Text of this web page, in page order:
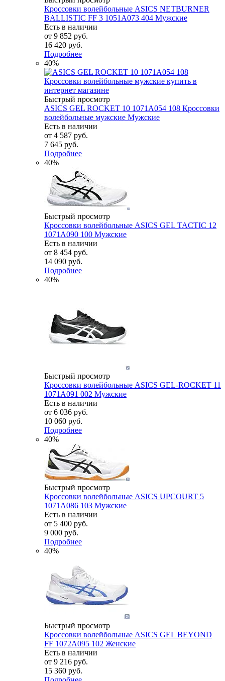
Кроссовки волейбольные ASICS NETBURNER
BALLISTIC FF 3 1051A073 404 Мужские
Есть в наличии
от 9 852 руб.
16 420 руб.
Подробнее
40%
Быстрый просмотр
ASICS GEL ROCKET 10 1071A054 108 Кроссовки
волейбольные мужские Мужские
Есть в наличии
от 4 587 руб.
7 645 руб.
Подробнее
40%
Быстрый просмотр
Кроссовки волейбольные ASICS GEL TACTIC 12
1071A090 100 Мужские
Есть в наличии
от 8 454 руб.
14 090 руб.
Подробнее
40%
Быстрый просмотр
Кроссовки волейбольные ASICS GEL-ROCKET 11
1071A091 002 Мужские
Есть в наличии
от 6 036 руб.
10 060 руб.
Подробнее
40%
Быстрый просмотр
Кроссовки волейбольные ASICS UPCOURT 5
1071A086 103 Мужские
Есть в наличии
от 5 400 руб.
9 000 руб.
Подробнее
40%
Быстрый просмотр
Кроссовки волейбольные ASICS GEL BEYOND
FF 1072A095 102 Женские
Есть в наличии
от 9 216 руб.
15 360 руб.